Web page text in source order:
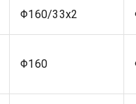
Φ160/33x2
Φ160